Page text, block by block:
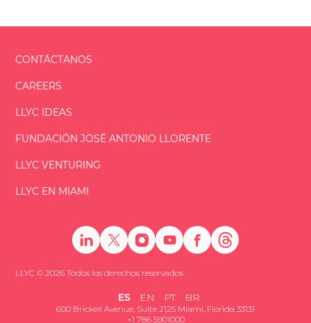
CONTÁCTANOS
CAREERS
LLYC IDEAS
FUNDACIÓNJOSÉ ANTONIO LLORENTE
LLYC VENTURING
LLYC EN MIAMI
LLYC © 2026 Todos los derechos reservados
ES EN PT BR
600 Brickell Avenue, Suite 2125 Miami, Florida 33131
+1 786 5901000